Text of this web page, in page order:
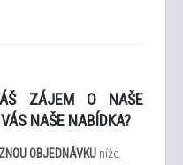
ZÁJEM O NAŠE
NAŠE NABÍDKA?
OBJEDNÁVKU níže.